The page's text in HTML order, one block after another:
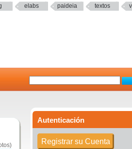
elabs paideia textos
Autenticación
Registrar su Cuenta